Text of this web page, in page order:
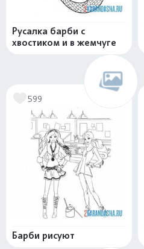
Русалка барби с
хвостиком и в жемчуге
599
Барби рисуют